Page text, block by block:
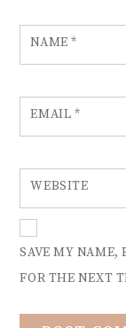
NAME*
EMAIL *
WEBSITE
SAVE MY NAME,
FOR THE NEXT